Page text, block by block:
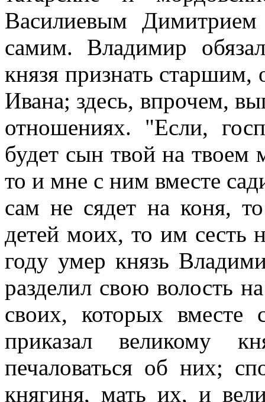
Василиевым
самим. Владимир
князя признать старшим,
Ивана; здесь, впрочем,
отношениях. "Если,
будет сын твой на твоем
то и мне с ним вместе
сам не сядет на коня,
детей моих, то им сесть
году умер князь
разделил свою волость
своих, которых
приказал великому
печаловаться об них;
княгиня, мать их, и